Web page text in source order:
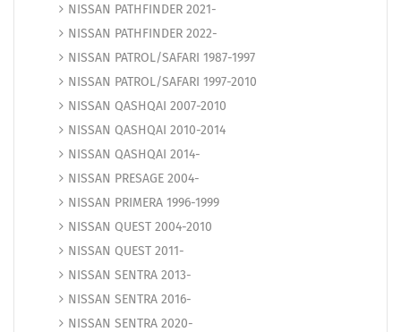
NISSAN PATHFINDER 2021-
NISSAN PATHFINDER 2022-
NISSAN PATROL/SAFARI 1987-1997
NISSAN PATROL/SAFARI 1997-2010
NISSAN QASHQAI 2007-2010
NISSAN QASHQAI 2010-2014
NISSAN QASHQAI 2014-
NISSAN PRESAGE 2004-
NISSAN PRIMERA 1996-1999
NISSAN QUEST 2004-2010
NISSAN QUEST 2011-
NISSAN SENTRA 2013-
NISSAN SENTRA 2016-
NISSAN SENTRA 2020-